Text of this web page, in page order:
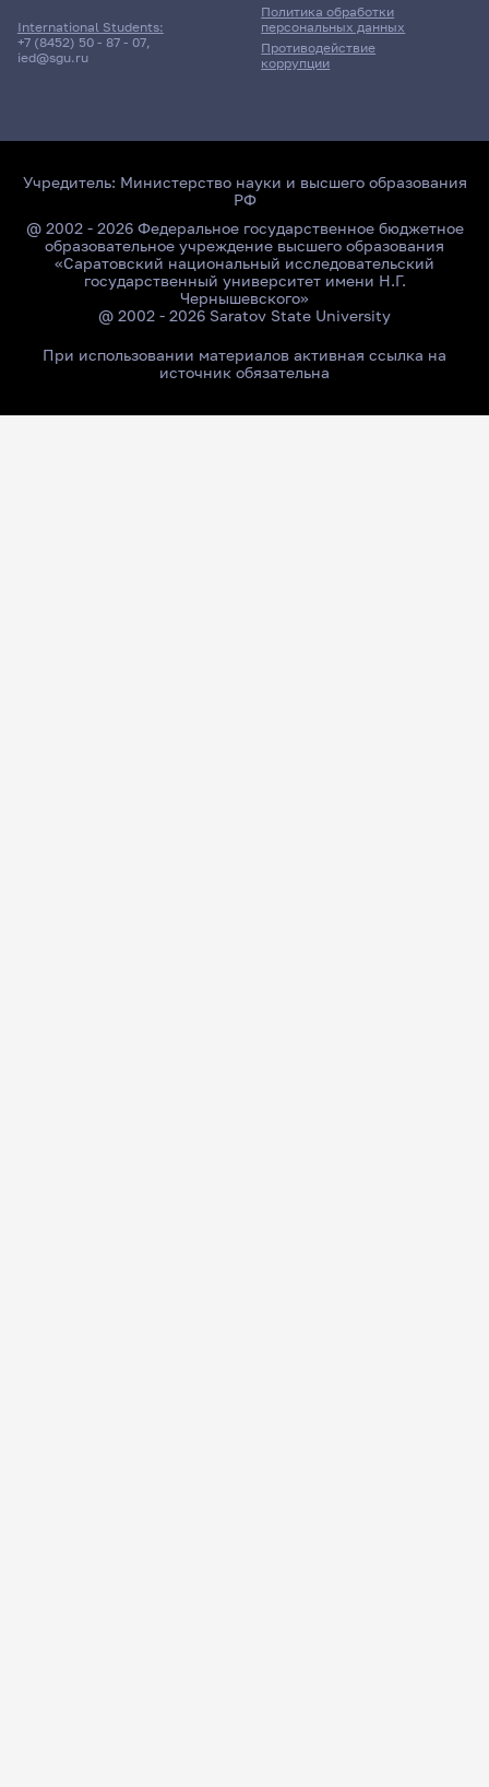
International Students:
+7 (8452) 50 - 87 - 07,
ied@sgu.ru
Политика обработки
персональных данных
Противодействие
коррупции
Учредитель: Министерство науки и высшего образования
РФ
@ 2002 - 2026 Федеральное государственное бюджетное
образовательное учреждение высшего образования
«Саратовский национальный исследовательский
государственный университет имени Н.Г.
Чернышевского»
@ 2002 - 2026 Saratov State University
При использовании материалов активная ссылка на
источник обязательна